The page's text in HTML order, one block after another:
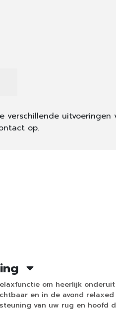
verschillende uitvoeringen
op.
om heerlijk
en in de avond
van uw rug en hoofd